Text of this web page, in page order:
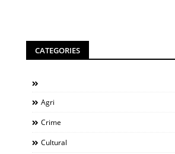
CATEGORIES
Agri
Crime
Cultural